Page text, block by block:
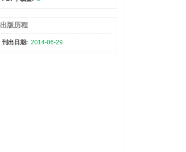
出版历程
刊出日期: 2014-06-29